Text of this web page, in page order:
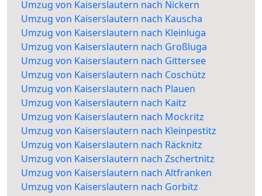
Umzug von Kaiserslautern nach Nickern
Umzug von Kaiserslautern nach Kauscha
Umzug von Kaiserslautern nach Kleinluga
Umzug von Kaiserslautern nach Großluga
Umzug von Kaiserslautern nach Gittersee
Umzug von Kaiserslautern nach Coschütz
Umzug von Kaiserslautern nach Plauen
Umzug von Kaiserslautern nach Kaitz
Umzug von Kaiserslautern nach Mockritz
Umzug von Kaiserslautern nach Kleinpestitz
Umzug von Kaiserslautern nach Räcknitz
Umzug von Kaiserslautern nach Zschertnitz
Umzug von Kaiserslautern nach Altfranken
Umzug von Kaiserslautern nach Gorbitz